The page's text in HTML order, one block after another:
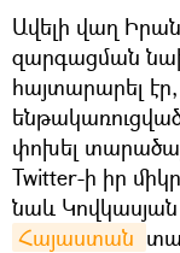
Ավելի վաղ
զարգացման
հայտարարել
փոխել
Twitter-ի իր
նաև Կովկասյան
Հայաստան